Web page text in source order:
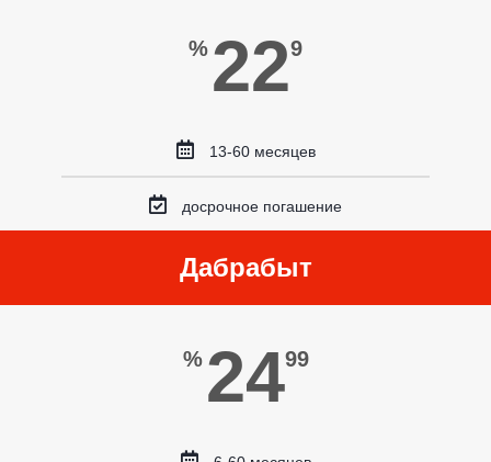
% 229
13-60 месяцев
досрочное погашение
Дабрабыт
% 2499